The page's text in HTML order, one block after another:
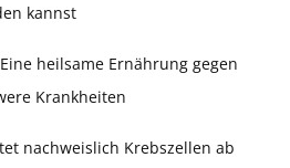
kannst
heilsame Ernährung gegen
Krankheiten
nachweislich Krebszellen ab